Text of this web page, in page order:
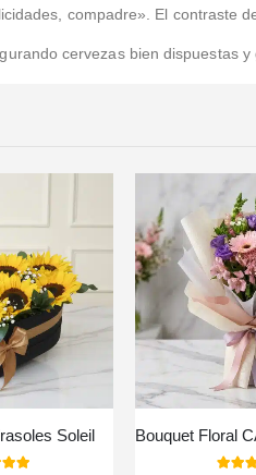
compadre». El contraste
cervezas bien dispuestas
Soleil